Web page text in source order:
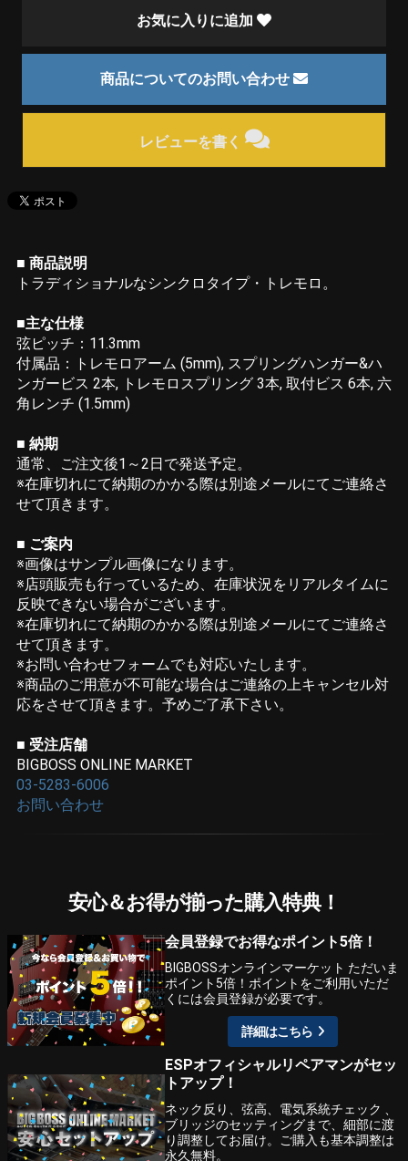
お気に入りに追加
商品についてのお問い合わせ
レビューを書く
■ 商品説明
トラディショナルなシンクロタイプ・トレモロ。
■主な仕様
弦ピッチ：11.3mm
付属品：トレモロアーム (5mm), スプリングハンガー&ハ
ンガービス 2本, トレモロスプリング 3本, 取付ビス 6本, 六
角レンチ (1.5mm)
■ 納期
通常、ご注文後1～2日で発送予定。
※在庫切れにて納期のかかる際は別途メールにてご連絡さ
せて頂きます。
■ ご案内
※画像はサンプル画像になります。
※店頭販売も行っているため、在庫状況をリアルタイムに
反映できない場合がございます。
※在庫切れにて納期のかかる際は別途メールにてご連絡さ
せて頂きます。
※お問い合わせフォームでも対応いたします。
※商品のご用意が不可能な場合はご連絡の上キャンセル対
応をさせて頂きます。予めご了承下さい。
■ 受注店舗
BIGBOSS ONLINE MARKET
03-5283-6006
お問い合わせ
安心＆お得が揃った購入特典！
会員登録でお得なポイント5倍！
BIGBOSSオンラインマーケット ただいま
ポイント5倍！ポイントをご利用いただ
くには会員登録が必要です。
詳細はこちら
ESPオフィシャルリペアマンがセッ
トアップ！
ネック反り、弦高、電気系統チェック 、
ブリッジのセッティングまで、細部に渡
り調整してお届け。ご購入も基本調整は
永久無料。